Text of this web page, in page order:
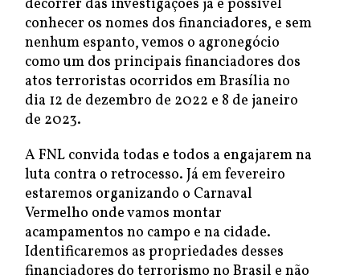
decorrer das investigações já é possível
conhecer os nomes dos financiadores, e sem
nenhum espanto, vemos o agronegócio
como um dos principais financiadores dos
atos terroristas ocorridos em Brasília no
dia 12 de dezembro de 2022 e 8 de janeiro
de 2023.
A FNL convida todas e todos a engajarem na
luta contra o retrocesso. Já em fevereiro
estaremos organizando o Carnaval
Vermelho onde vamos montar
acampamentos no campo e na cidade.
Identificaremos as propriedades desses
financiadores do terrorismo no Brasil e não